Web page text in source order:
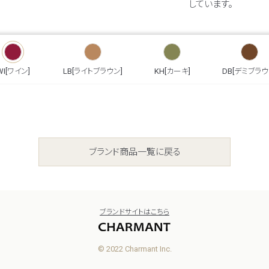
しています。
ワイン] LB[ライトブラウン] KH[カーキ] DB[デミブラ
ブランド商品一覧に戻る
ブランドサイトはこちら
© 2022 Charmant Inc.